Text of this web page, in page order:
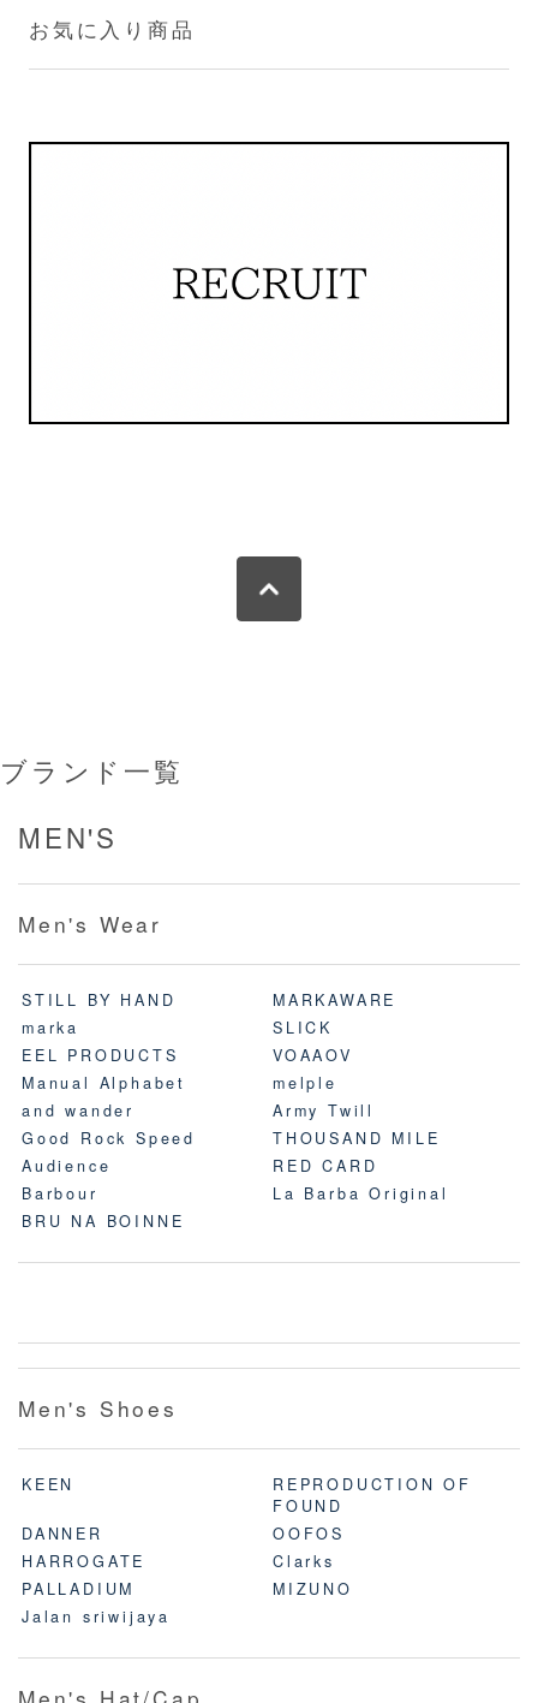
お気に入り商品
ブランド一覧
MEN'S
Men's Wear
STILL BY HAND
MARKAWARE
marka
SLICK
EEL PRODUCTS
VOAAOV
Manual Alphabet
melple
and wander
Army Twill
Good Rock Speed
THOUSAND MILE
Audience
RED CARD
Barbour
La Barba Original
BRU NA BOINNE
Men's Shoes
KEEN
REPRODUCTION OF
FOUND
DANNER
OOFOS
HARROGATE
Clarks
PALLADIUM
MIZUNO
Jalan sriwijaya